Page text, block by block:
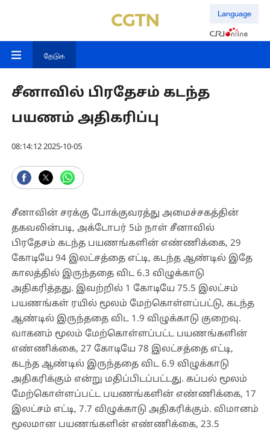
Language
தேடுக
சீனாவில் பிரதேசம் கடந்த
பயணம் அதிகரிப்பு
08:14:12 2025-10-05
சீனாவின் சரக்கு போக்குவரத்து அமைச்சகத்தின்
தகவலின்படி, அக்டோபர் 5ம் நாள் சீனாவில்
பிரதேசம் கடந்த பயணங்களின் எண்ணிக்கை, 29
கோடியே 94 இலட்சத்தை எட்டி, கடந்த ஆண்டில் இதே
காலத்தில் இருந்ததை விட 6.3 விழுக்காடு
அதிகரித்தது. இவற்றில் 1 கோடியே 75.5 இலட்சம்
பயணங்கள் ரயில் மூலம் மேற்கொள்ளப்பட்டு, கடந்த
ஆண்டில் இருந்ததை விட 1.9 விழுக்காடு குறைவு.
வாகனம் மூலம் மேற்கொள்ளப்பட்ட பயணங்களின்
எண்ணிக்கை, 27 கோடியே 78 இலட்சத்தை எட்டி,
கடந்த ஆண்டில் இருந்ததை விட 6.9 விழுக்காடு
அதிகரிக்கும் என்று மதிப்பிடப்பட்டது. கப்பல் மூலம்
மேற்கொள்ளப்பட்ட பயணங்களின் எண்ணிக்கை, 17
இலட்சம் எட்டி, 7.7 விழுக்காடு அதிகரிக்கும். விமானம்
மூலமான பயணங்களின் எண்ணிக்கை, 23.5